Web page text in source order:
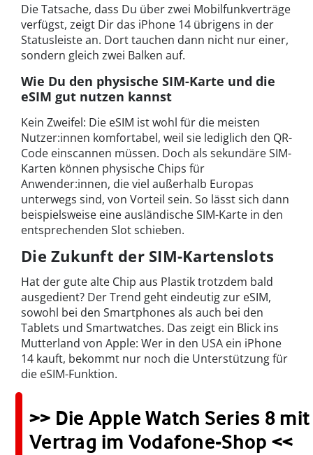
Die Tatsache, dass Du über zwei Mobilfunkverträge
verfügst, zeigt Dir das iPhone 14 übrigens in der
Statusleiste an. Dort tauchen dann nicht nur einer,
sondern gleich zwei Balken auf.
Wie Du den physische SIM-Karte und die
eSIM gut nutzen kannst
Kein Zweifel: Die eSIM ist wohl für die meisten
Nutzer:innen komfortabel, weil sie lediglich den QR-
Code einscannen müssen. Doch als sekundäre SIM-
Karten können physische Chips für
Anwender:innen, die viel außerhalb Europas
unterwegs sind, von Vorteil sein. So lässt sich dann
beispielsweise eine ausländische SIM-Karte in den
entsprechenden Slot schieben.
Die Zukunft der SIM-Kartenslots
Hat der gute alte Chip aus Plastik trotzdem bald
ausgedient? Der Trend geht eindeutig zur eSIM,
sowohl bei den Smartphones als auch bei den
Tablets und Smartwatches. Das zeigt ein Blick ins
Mutterland von Apple: Wer in den USA ein iPhone
14 kauft, bekommt nur noch die Unterstützung für
die eSIM-Funktion.
>> Die Apple Watch Series 8 mit
Vertrag im Vodafone-Shop <<